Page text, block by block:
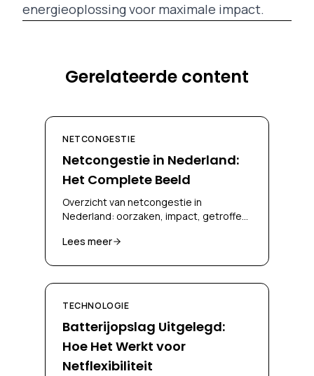
energieoplossing voor maximale impact.
Gerelateerde content
NETCONGESTIE
Netcongestie in Nederland:
Het Complete Beeld
Overzicht van netcongestie in
Nederland: oorzaken, impact, getroffen
netbeheerders.
Lees meer
TECHNOLOGIE
Batterijopslag Uitgelegd:
Hoe Het Werkt voor
Netflexibiliteit